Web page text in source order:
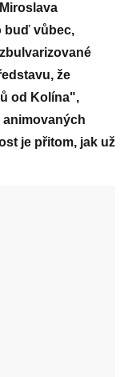
buď vůbec,
že
od Kolína",
je přitom, jak už